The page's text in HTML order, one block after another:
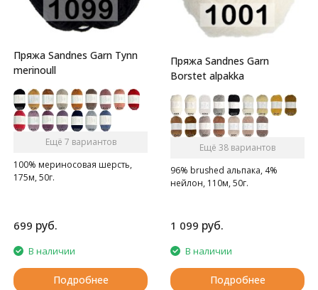
Пряжа Sandnes Garn Tynn
merinoull
Ещё 7 вариантов
100% мериносовая шерсть,
175м, 50г.
699 руб.
В наличии
Подробнее
Пряжа Sandnes Garn
Borstet alpakka
Ещё 38 вариантов
96% brushed альпака, 4%
нейлон, 110м, 50г.
1 099 руб.
В наличии
Подробнее